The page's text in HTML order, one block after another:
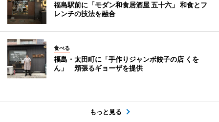
福島駅前に「モダン和食居酒屋 五十六」 和食とフ
レンチの技法を融合
食べる
福島・太田町に「手作りジャンボ餃子の店 くを
ん」 頬張るギョーザを提供
もっと見る